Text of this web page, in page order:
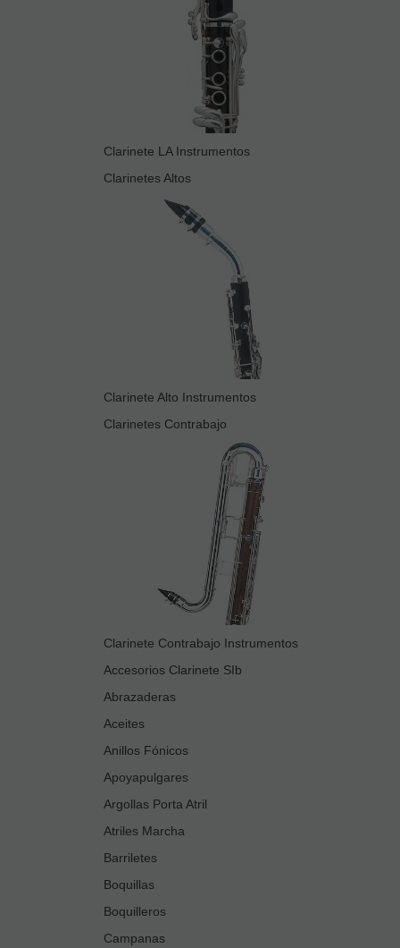
Clarinete LA Instrumentos
Clarinetes Altos
Clarinete Alto Instrumentos
Clarinetes Contrabajo
Clarinete Contrabajo Instrumentos
Accesorios Clarinete SIb
Abrazaderas
Aceites
Anillos Fónicos
Apoyapulgares
Argollas Porta Atril
Atriles Marcha
Barriletes
Boquillas
Boquilleros
Campanas